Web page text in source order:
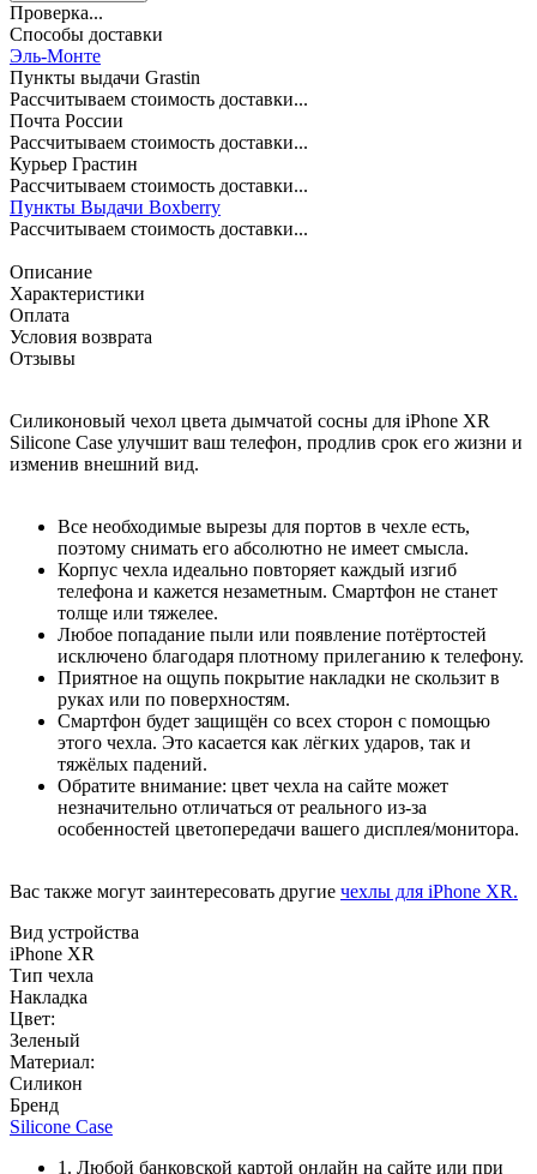
Проверка...
Способы доставки
Эль-Монте
Пункты выдачи Grastin
Рассчитываем стоимость доставки...
Почта России
Рассчитываем стоимость доставки...
Курьер Грастин
Рассчитываем стоимость доставки...
Пункты Выдачи Boxberry
Рассчитываем стоимость доставки...
Описание
Характеристики
Оплата
Условия возврата
Отзывы
Силиконовый чехол цвета дымчатой сосны для iPhone XR
Silicone Case улучшит ваш телефон, продлив срок его жизни и
изменив внешний вид.
Все необходимые вырезы для портов в чехле есть,
поэтому снимать его абсолютно не имеет смысла.
Корпус чехла идеально повторяет каждый изгиб
телефона и кажется незаметным. Смартфон не станет
толще или тяжелее.
Любое попадание пыли или появление потёртостей
исключено благодаря плотному прилеганию к телефону.
Приятное на ощупь покрытие накладки не скользит в
руках или по поверхностям.
Смартфон будет защищён со всех сторон с помощью
этого чехла. Это касается как лёгких ударов, так и
тяжёлых падений.
Обратите внимание: цвет чехла на сайте может
незначительно отличаться от реального из-за
особенностей цветопередачи вашего дисплея/монитора.
Вас также могут заинтересовать другие чехлы для iPhone XR.
Вид устройства
iPhone XR
Тип чехла
Накладка
Цвет:
Зеленый
Материал:
Силикон
Бренд
Silicone Case
1. Любой банковской картой онлайн на сайте или при